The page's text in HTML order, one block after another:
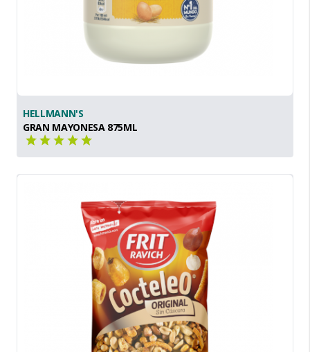
HELLMANN'S
GRAN MAYONESA 875ML